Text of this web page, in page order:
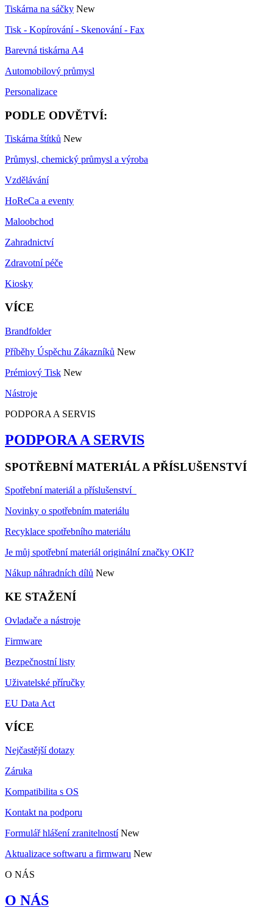
Tiskárna na sáčky New
Tisk - Kopírování - Skenování - Fax
Barevná tiskárna A4
Automobilový průmysl
Personalizace
PODLE ODVĚTVÍ:
Tiskárna štítků New
Průmysl, chemický průmysl a výroba
Vzdělávání
HoReCa a eventy
Maloobchod
Zahradnictví
Zdravotní péče
Kiosky
VÍCE
Brandfolder
Příběhy Úspěchu Zákazníků New
Prémiový Tisk New
Nástroje
PODPORA A SERVIS
PODPORA A SERVIS
SPOTŘEBNÍ MATERIÁL A PŘÍSLUŠENSTVÍ
Spotřební materiál a příslušenství
Novinky o spotřebním materiálu
Recyklace spotřebního materiálu
Je můj spotřební materiál originální značky OKI?
Nákup náhradních dílů New
KE STAŽENÍ
Ovladače a nástroje
Firmware
Bezpečnostní listy
Uživatelské příručky
EU Data Act
VÍCE
Nejčastější dotazy
Záruka
Kompatibilita s OS
Kontakt na podporu
Formulář hlášení zranitelností New
Aktualizace softwaru a firmwaru New
O NÁS
O NÁS